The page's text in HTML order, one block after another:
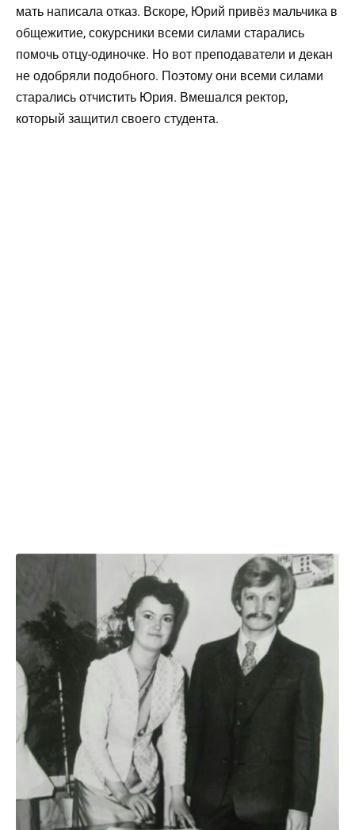
мать написала отказ. Вскоре, Юрий привёз мальчика в
общежитие, сокурсники всеми силами старались
помочь отцу-одиночке. Но вот преподаватели и декан
не одобряли подобного. Поэтому они всеми силами
старались отчистить Юрия. Вмешался ректор,
который защитил своего студента.